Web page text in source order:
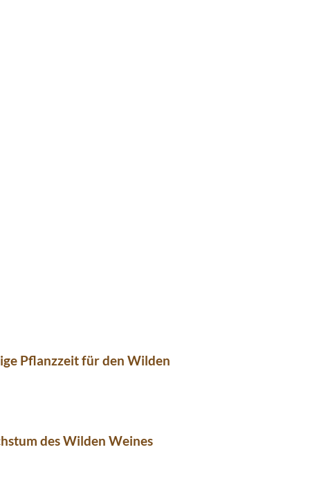
Pflanzzeit für den Wilden
des Wilden Weines